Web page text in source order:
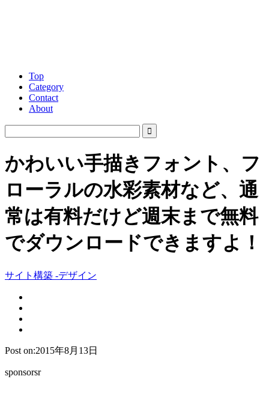
Top
Category
Contact
About
かわいい手描きフォント、フ
ローラルの水彩素材など、通
常は有料だけど週末まで無料
でダウンロードできますよ！
サイト構築 -デザイン
Post on:2015年8月13日
sponsorsr